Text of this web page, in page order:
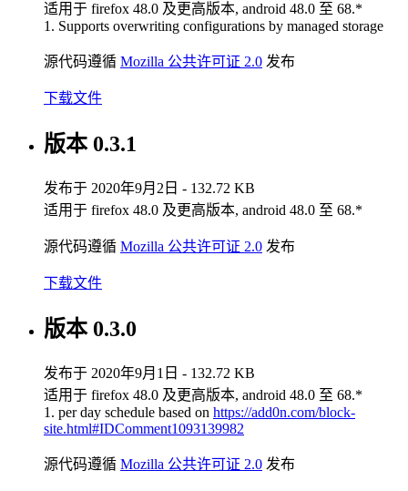
适用于 firefox 48.0 及更高版本, android 48.0 至 68.*
1. Supports overwriting configurations by managed storage
源代码遵循 Mozilla 公共许可证 2.0 发布
下载文件
版本 0.3.1
发布于 2020年9月2日 - 132.72 KB
适用于 firefox 48.0 及更高版本, android 48.0 至 68.*
源代码遵循 Mozilla 公共许可证 2.0 发布
下载文件
版本 0.3.0
发布于 2020年9月1日 - 132.72 KB
适用于 firefox 48.0 及更高版本, android 48.0 至 68.*
1. per day schedule based on https://add0n.com/block-
site.html#IDComment1093139982
源代码遵循 Mozilla 公共许可证 2.0 发布